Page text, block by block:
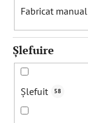
u
Fabricat manual
Șlefuire
Șlefuit 58